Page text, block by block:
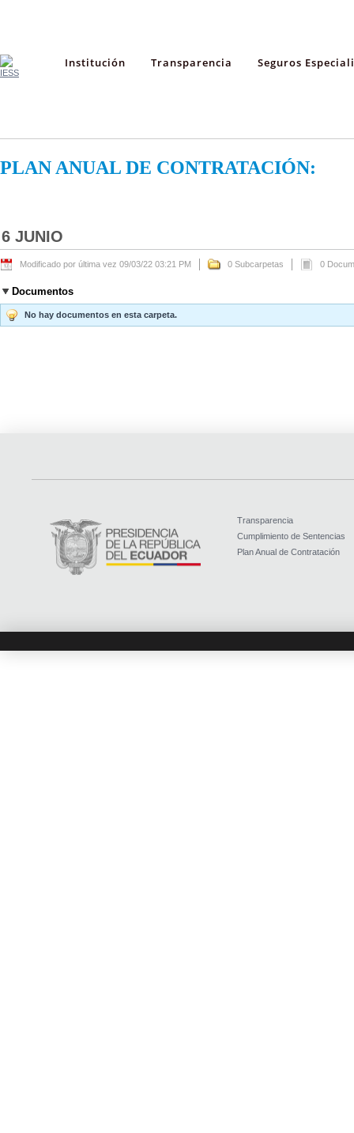
Institución Transparencia Seguros
PLAN ANUAL DE CONTRATACIÓN:
6 JUNIO
Modificado por última vez 09/03/22 03:21 PM 0 Subcarpetas 0
Documentos
No hay documentos en esta carpeta.
Transparencia
Cumplimiento de Sentencias
Plan Anual de Contratación